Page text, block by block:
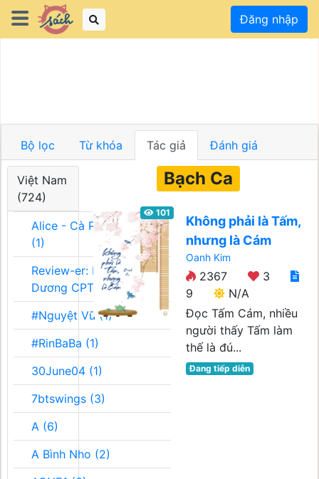
Đăng nhập
Bộ lọc Từ khóa Tác giả Đánh giá
Việt Nam
(724)
Alice - Cà Phê Team
(1)
Review-er: Dương
Dương CPT (1)
#Nguyệt Vũ (1)
#RinBaBa (1)
30June04 (1)
7btswings (3)
A (6)
A Bình Nho (2)
Bạch Ca
101
Không phải là Tấm,
nhưng là Cám
Oanh Kim
2367
3
9
N/A
Đọc Tấm Cám, nhiều
người thấy Tấm làm
thế là đú...
Đang tiếp diễn